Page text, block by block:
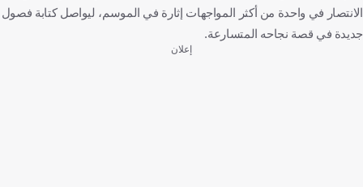
الانتصار في واحدة من أكثر المواجهات إثارة في الموسم، ليواصل كتابة فصول
جديدة في قصة نجاحه المتسارعة.
إعلان